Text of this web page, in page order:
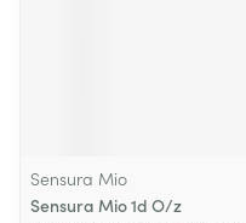
Sensura Mio
Sensura Mio 1d O/z